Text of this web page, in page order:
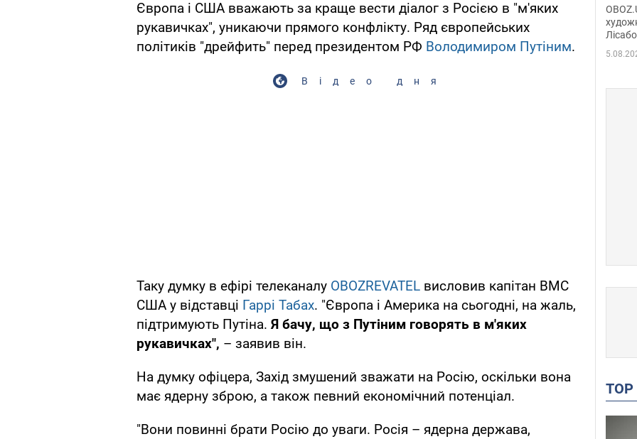
Європа і США вважають за краще вести діалог з Росією в "м'яких
рукавичках", уникаючи прямого конфлікту. Ряд європейських
політиків "дрейфить" перед президентом РФ Володимиром Путіним.
Відео дня
Таку думку в ефірі телеканалу OBOZREVATEL висловив капітан ВМС
США у відставці Гаррі Табах. "Європа і Америка на сьогодні, на жаль,
підтримують Путіна. Я бачу, що з Путіним говорять в м'яких
рукавичках", – заявив він.
На думку офіцера, Захід змушений зважати на Росію, оскільки вона
має ядерну зброю, а також певний економічний потенціал.
"Вони повинні брати Росію до уваги. Росія – ядерна держава,
в